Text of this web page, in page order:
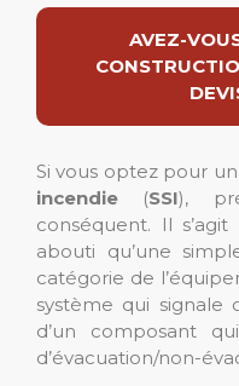
AVEZ-
Si vous optez pour un
incendie (SSI),
conséquent. Il
abouti qu’une
catégorie de
système qui signale
d’un composant
d’évacuation/non-